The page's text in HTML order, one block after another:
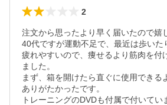
2
注文から思ったより早く届いたので嬉
40代ですが運動不足で、最近は歩いた
疲れやすいので、痩せるより筋肉を付
ました。
まず、箱を開けたら直ぐに使用できる
ありがたかったです。
トレーニングのDVDも付属で付いてい